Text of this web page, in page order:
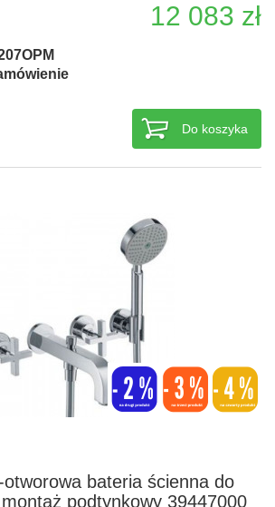
12 083 zł
Do koszyka
otworowa bateria ścienna do
podtynkowy 39447000